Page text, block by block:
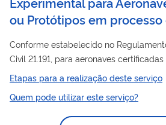
ou Protótipos em
Conforme estabelecido no
Civil 21.191, para aeronaves
certificação , um Certificado de
desenvolvimento, demonstração de
requisitos, treinamento de tripulações
Etapas para a realização deste serviço
Quem pode utilizar este serviço?